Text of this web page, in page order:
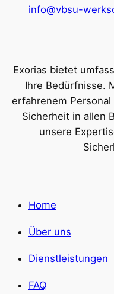
info@vbsu-
Exorias bietet
Ihre Bedürfnisse.
erfahrenem
Sicherheit in allen
unsere
Home
Über uns
Dienstleistungen
FAQ